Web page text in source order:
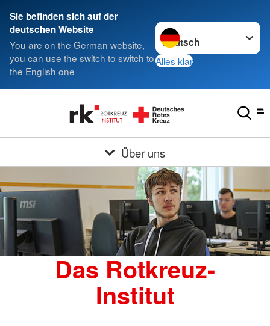
Sie befinden sich auf der
deutschen Website
You are on the German website,
you can use the switch to switch to
the English one
Sprache wechseln zu
Alles klar
Über uns
Das Rotkreuz-
Institut